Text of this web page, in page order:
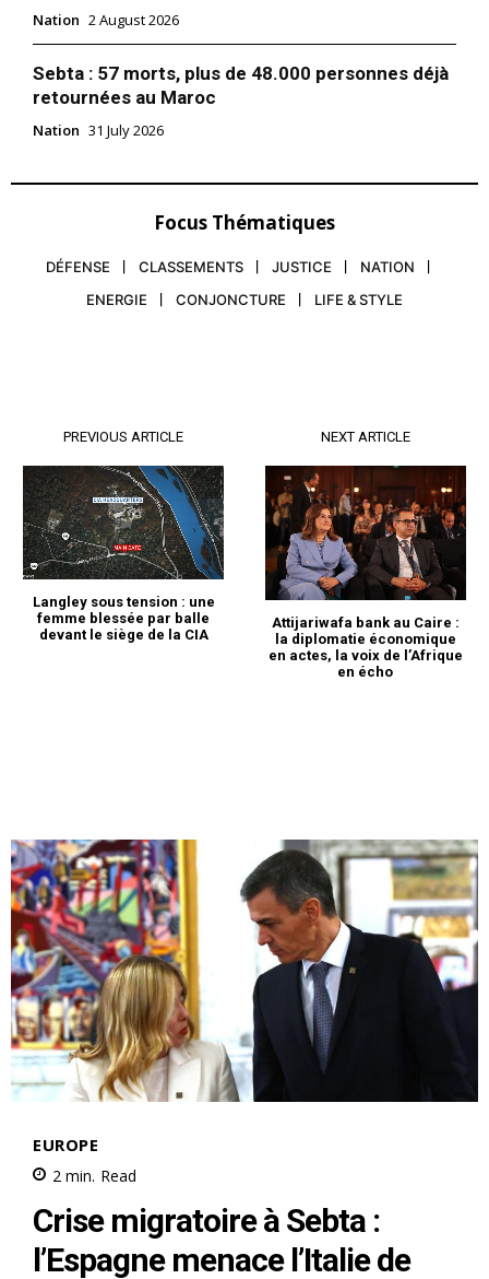
Nation 2 August 2026
Sebta : 57 morts, plus de 48.000 personnes déjà
retournées au Maroc
Nation 31 July 2026
Focus Thématiques
DÉFENSE CLASSEMENTS JUSTICE
NATION
ENERGIE
CONJONCTURE LIFE & STYLE
PREVIOUS ARTICLE
Langley sous tension : une
femme blessée par balle
devant le siège de la CIA
NEXT ARTICLE
Attijariwafa bank au Caire :
la diplomatie économique
en actes, la voix de l’Afrique
en écho